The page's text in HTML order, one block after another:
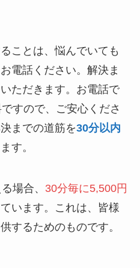
ことは、悩んでいても
電話ください。解決ま
ただきます。お電話で
すので、ご安心くださ
までの道筋を30分以内
す。
場合、 30分毎に5,500円
います。これは、皆様
するためのものです。